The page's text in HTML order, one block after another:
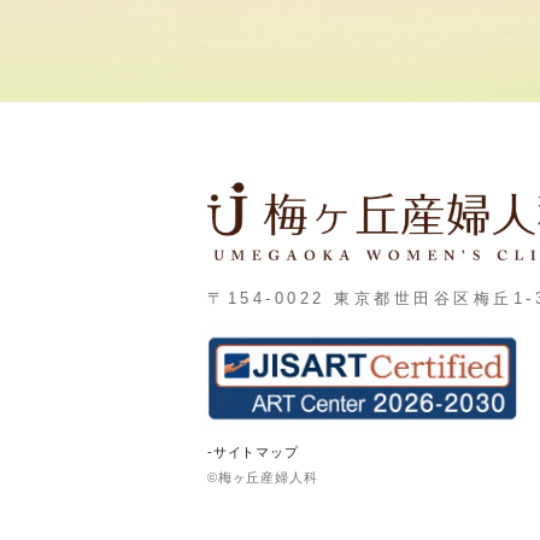
〒154-0022 東京都世田谷区梅丘
-サイトマップ
©梅ヶ丘産婦人科